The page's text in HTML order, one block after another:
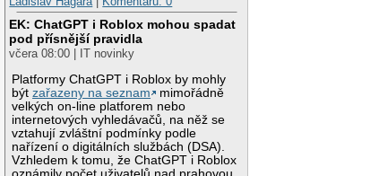
EK: ChatGPT i Roblox mohou spadat
pod přísnější pravidla
včera 08:00 | IT novinky
Platformy ChatGPT i Roblox by mohly
býtzařazeny na seznam
mimořádně
velkých on-line platforem nebo
internetových vyhledávačů, na něž se
vztahují zvláštní podmínky podle
nařízení o digitálních službách (DSA).
Vzhledem k tomu, že ChatGPT i Roblox